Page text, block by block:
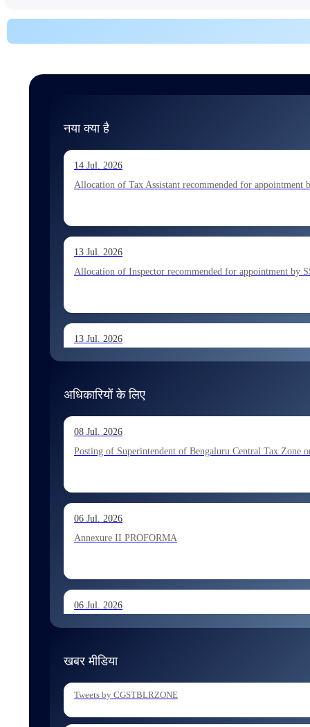
नया क्या है
14 Jul. 2026
Allocation of Tax Assistant recommended for appointment
13 Jul. 2026
Allocation of Inspector recommended for appointment by
13 Jul. 2026
13 Jul. 2026
Allocation of Executive Assistant recommended for
10 Jul. 2026
Allocation of Tax Assistant recommended for appointment
अधिकारियों के लिए
08 Jul. 2026
Posting of Superintendent of Bengaluru Central Tax Zone
06 Jul. 2026
Annexure II PROFORMA
06 Jul. 2026
06 Jul. 2026
खबर मीडिया
Tweets by CGSTBLRZONE